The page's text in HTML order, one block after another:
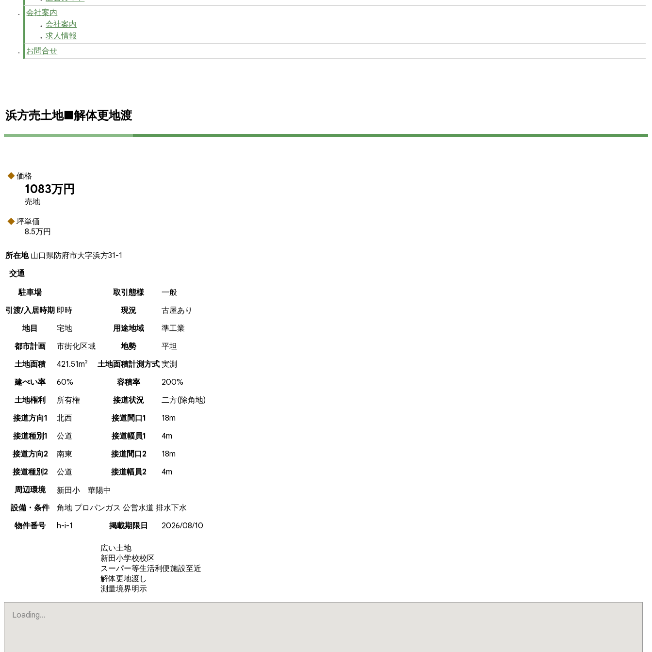
会社案内
会社案内
求人情報
お問合せ
浜方売土地■解体更地渡
価格
1083万円
売地
坪単価
8.5万円
所在地 山口県防府市大字浜方31-1
交通
駐車場
取引態様
一般
引渡/入居時期 即時 現況
古屋あり
地目
宅地 用途地域
準工業
都市計画
市街化区域 地勢
平坦
土地面積
421.51m² 土地面積計測方式 実測
建ぺい率
60% 容積率
200%
土地権利
所有権 接道状況
二方(除角地)
接道方向1
北西 接道間口1
18m
接道種別1
公道 接道幅員1
4m
接道方向2
南東 接道間口2
18m
接道種別2
公道 接道幅員2
4m
周辺環境
新田小 華陽中
設備・条件
角地 プロパンガス 公営水道 排水下水
物件番号
h-i-1 掲載期限日 2026/08/10
広い土地
新田小学校校区
スーパー等生活利便施設至近
解体更地渡し
測量境界明示
Loading...